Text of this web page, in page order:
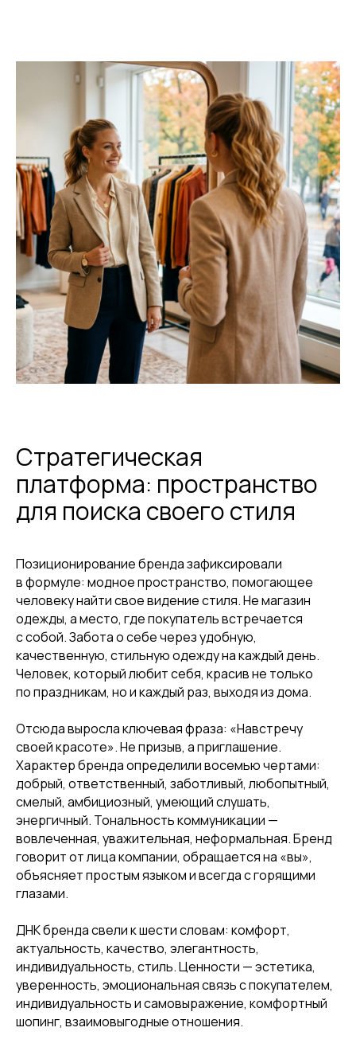
Стратегическая
платформа: пространство
для поиска своего стиля
Позиционирование бренда зафиксировали
в формуле: модное пространство, помогающее
человеку найти свое видение стиля. Не магазин
одежды, а место, где покупатель встречается
с собой. Забота о себе через удобную,
качественную, стильную одежду на каждый день.
Человек, который любит себя, красив не только
по праздникам, но и каждый раз, выходя из дома.
Отсюда выросла ключевая фраза: «Навстречу
своей красоте». Не призыв, а приглашение.
Характер бренда определили восемью чертами:
добрый, ответственный, заботливый, любопытный,
смелый, амбициозный, умеющий слушать,
энергичный. Тональность коммуникации —
вовлеченная, уважительная, неформальная. Бренд
говорит от лица компании, обращается на «вы»,
объясняет простым языком и всегда с горящими
глазами.
ДНК бренда свели к шести словам: комфорт,
актуальность, качество, элегантность,
индивидуальность, стиль. Ценности — эстетика,
уверенность, эмоциональная связь с покупателем,
индивидуальность и самовыражение, комфортный
шопинг, взаимовыгодные отношения.